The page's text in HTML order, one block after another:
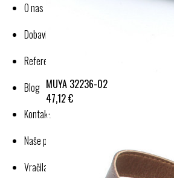
MUYA 32236-02
47,12 €
O nas
Dobavitelji-proizvajalci
Reference
Blog
Kontakt
Naše poslovanje
Vračila in reklamacije